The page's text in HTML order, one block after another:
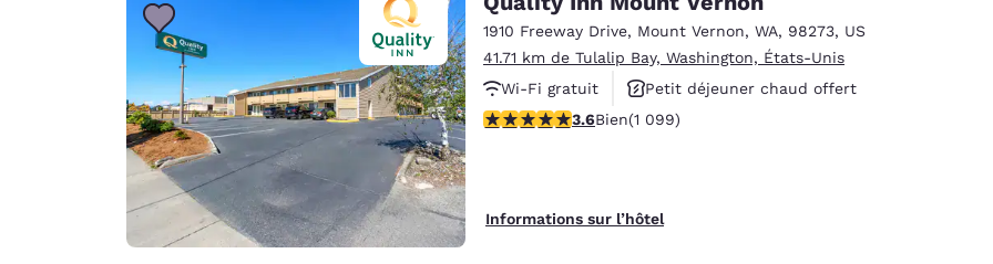
1910 Freeway Drive, Mount Vernon, WA, 98273, US
41.71 km de Tulalip Bay, Washington, États-Unis
Wi-Fi gratuit
Petit déjeuner chaud offert
Animaux acceptés
3.6 étoiles. Bien. 1099 commentaires
3.6Bien(1 099)
Informations sur l’hôtel